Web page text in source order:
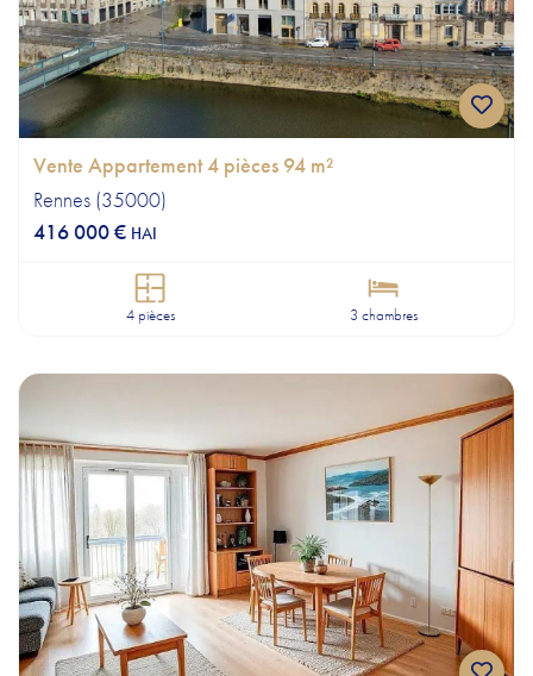
Vente Appartement 4 pièces 94 m²
Rennes (35000)
416 000 € HAI
4 pièces 3 chambres